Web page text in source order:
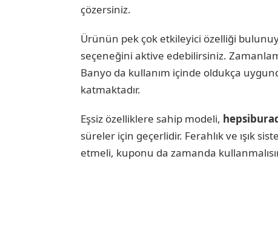
çözersiniz.
Ürünün pek çok etkileyici özelliği
seçeneğini aktive edebilirsiniz.
Banyo da kullanım içinde oldukça
katmaktadır.
Eşsiz özelliklere sahip modeli,
süreler için geçerlidir. Ferahlık ve ışık
etmeli, kuponu da zamanda